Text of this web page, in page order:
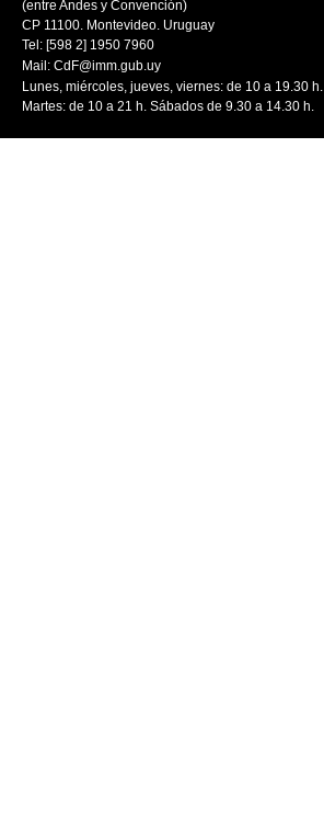
(entre Andes y Convención)
CP 11100. Montevideo. Uruguay
Tel: [598 2] 1950 7960
Mail: CdF@imm.gub.uy
Lunes, miércoles, jueves, viernes: de 10 a 19.30 h.
Martes: de 10 a 21 h. Sábados de 9.30 a 14.30 h.